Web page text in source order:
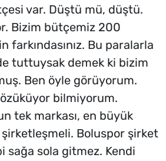
var. Düştü mü, düştü.
Bizim bütçemiz 200
farkındasınız. Bu paralarla
tuttuysak demek ki bizim
Ben öyle görüyorum.
bilmiyorum.
tek markası, en büyük
Boluspor şirket
sağa sola gitmez. Kendi